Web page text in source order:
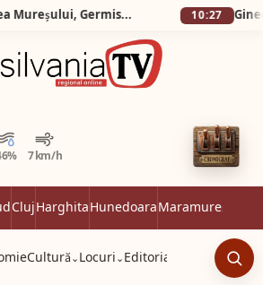
Silva Logistic Services. Valea Mureșului, Germisara, Cascada Clocota, Rotonda de la Geoagiu, locul unde poți îmbina drumeția montană cu răsfățul balnear și curiozitatea istorică. 10:27
7 km/h
ClujHarghitaHunedoaraMaramureș
Cultură ⌄ Locuri ⌄ Editorial